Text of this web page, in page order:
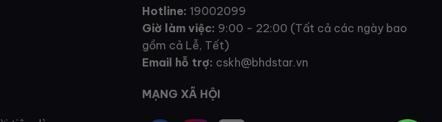
Hotline: 19002099
Giờ làm việc: 9:00 - 22:00 (Tất cả các ngày bao
gồm cả Lễ, Tết)
Email hỗ trợ: cskh@bhdstar.vn
MẠNG XÃ HỘI